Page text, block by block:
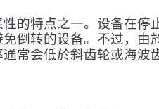
的特点之一。设备在停
倒转的设备。不过，由
常会低於斜齿轮或海波